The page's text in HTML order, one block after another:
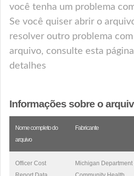
você tenha um problema
Se você quiser abrir o
resolver outro problema
arquivo, consulte esta
detalhes
Informações sobre o
Nome completo do
arquivo
Fabricante
Officer Cost
Michigan Department